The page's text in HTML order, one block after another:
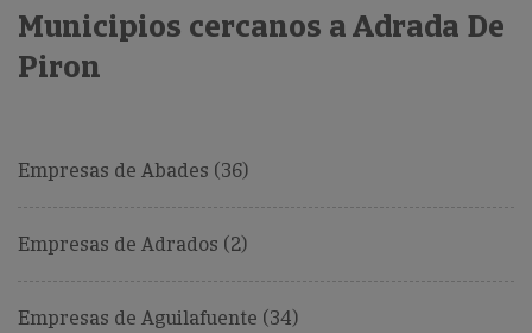
Municipios cercanos a Adrada De
Piron
Empresas de Abades (36)
Empresas de Adrados (2)
Empresas de Aguilafuente (34)